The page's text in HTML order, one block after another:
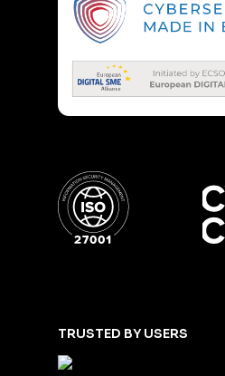
TRUSTED BY USERS